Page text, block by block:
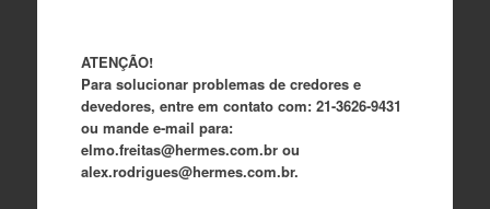
ATENÇÃO!
Para solucionar problemas de credores e
devedores, entre em contato com: 21-3626-9431
ou mande e-mail para:
elmo.freitas@hermes.com.br ou
alex.rodrigues@hermes.com.br.